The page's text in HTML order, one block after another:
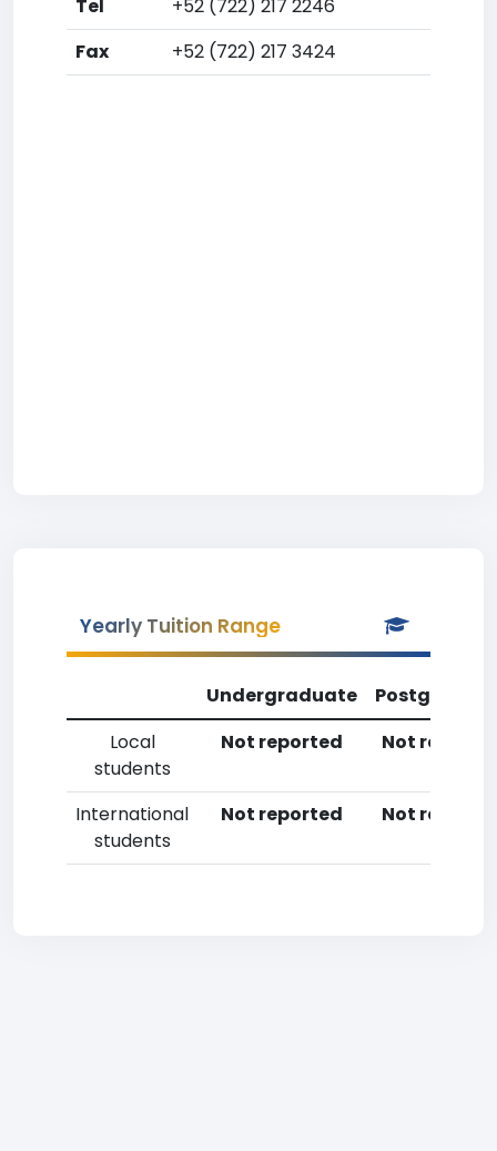
Tel
+52 (722) 217 2246
Fax
+52 (722) 217 3424
Yearly Tuition Range
Undergraduate
Local
students
Not reported Not
International
students
Not reported Not